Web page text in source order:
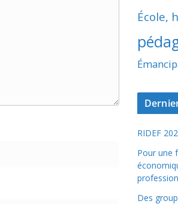
École,
RIDEF
Pour une
Des